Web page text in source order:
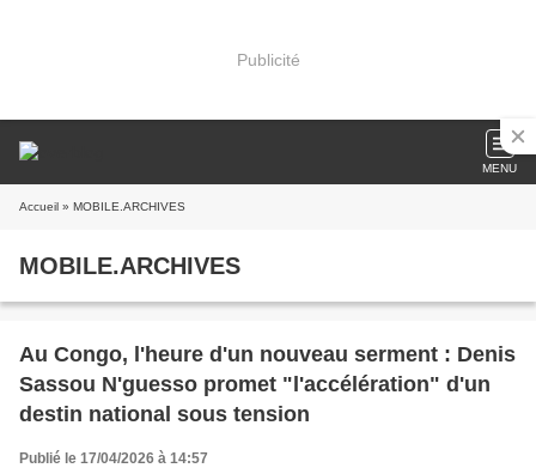
Publicité
MENU
Accueil » MOBILE.ARCHIVES
MOBILE.ARCHIVES
Au Congo, l'heure d'un nouveau serment : Denis
Sassou N'guesso promet "l'accélération" d'un
destin national sous tension
Publié le 17/04/2026 à 14:57